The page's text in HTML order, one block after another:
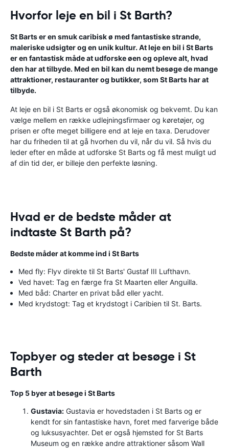
Hvorfor leje en bil i St Barth?
St Barts er en smuk caribisk ø med fantastiske strande,
maleriske udsigter og en unik kultur. At leje en bil i St Barts
er en fantastisk måde at udforske øen og opleve alt, hvad
den har at tilbyde. Med en bil kan du nemt besøge de mange
attraktioner, restauranter og butikker, som St Barts har at
tilbyde.
At leje en bil i St Barts er også økonomisk og bekvemt. Du kan
vælge mellem en række udlejningsfirmaer og køretøjer, og
prisen er ofte meget billigere end at leje en taxa. Derudover
har du friheden til at gå hvorhen du vil, når du vil. Så hvis du
leder efter en måde at udforske St Barts og få mest muligt ud
af din tid der, er billeje den perfekte løsning.
Hvad er de bedste måder at
indtaste St Barth på?
Bedste måder at komme ind i St Barts
Med fly: Flyv direkte til St Barts' Gustaf III Lufthavn.
Ved havet: Tag en færge fra St Maarten eller Anguilla.
Med båd: Charter en privat båd eller yacht.
Med krydstogt: Tag et krydstogt i Caribien til St. Barts.
Topbyer og steder at besøge i St
Barth
Top 5 byer at besøge i St Barts
Gustavia: Gustavia er hovedstaden i St Barts og er
kendt for sin fantastiske havn, foret med farverige både
og luksusyachter. Det er også hjemsted for St Barts
Museum og en række andre attraktioner såsom Wall